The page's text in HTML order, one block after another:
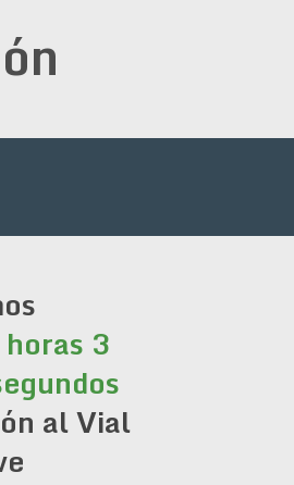
3
al Vial